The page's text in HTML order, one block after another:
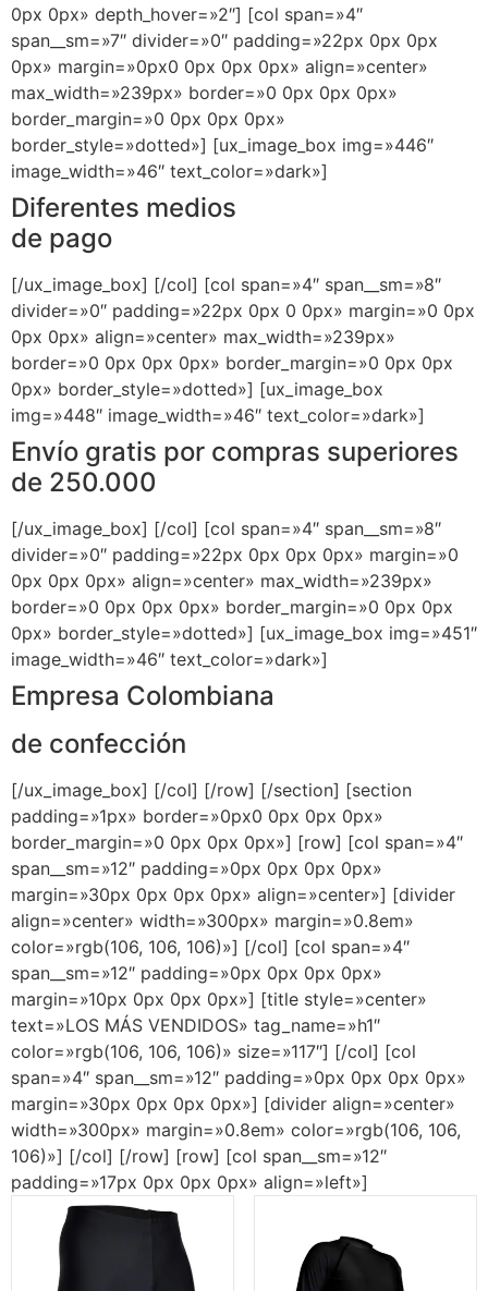
0px 0px» depth_hover=»2″] [col span=»4″
span__sm=»7″ divider=»0″ padding=»22px 0px 0px
0px» margin=»0px0 0px 0px 0px» align=»center»
max_width=»239px» border=»0 0px 0px 0px»
border_margin=»0 0px 0px 0px»
border_style=»dotted»] [ux_image_box img=»446″
image_width=»46″ text_color=»dark»]
Diferentes medios
de pago
[/ux_image_box] [/col] [col span=»4″ span__sm=»8″
divider=»0″ padding=»22px 0px 0 0px» margin=»0 0px
0px 0px» align=»center» max_width=»239px»
border=»0 0px 0px 0px» border_margin=»0 0px 0px
0px» border_style=»dotted»] [ux_image_box
img=»448″ image_width=»46″ text_color=»dark»]
Envío gratis por compras superiores
de 250.000
[/ux_image_box] [/col] [col span=»4″ span__sm=»8″
divider=»0″ padding=»22px 0px 0px 0px» margin=»0
0px 0px 0px» align=»center» max_width=»239px»
border=»0 0px 0px 0px» border_margin=»0 0px 0px
0px» border_style=»dotted»] [ux_image_box img=»451″
image_width=»46″ text_color=»dark»]
Empresa Colombiana
de confección
[/ux_image_box] [/col] [/row] [/section] [section
padding=»1px» border=»0px0 0px 0px 0px»
border_margin=»0 0px 0px 0px»] [row] [col span=»4″
span__sm=»12″ padding=»0px 0px 0px 0px»
margin=»30px 0px 0px 0px» align=»center»] [divider
align=»center» width=»300px» margin=»0.8em»
color=»rgb(106, 106, 106)»] [/col] [col span=»4″
span__sm=»12″ padding=»0px 0px 0px 0px»
margin=»10px 0px 0px 0px»] [title style=»center»
text=»LOS MÁS VENDIDOS» tag_name=»h1″
color=»rgb(106, 106, 106)» size=»117″] [/col] [col
span=»4″ span__sm=»12″ padding=»0px 0px 0px 0px»
margin=»30px 0px 0px 0px»] [divider align=»center»
width=»300px» margin=»0.8em» color=»rgb(106, 106,
106)»] [/col] [/row] [row] [col span__sm=»12″
padding=»17px 0px 0px 0px» align=»left»]